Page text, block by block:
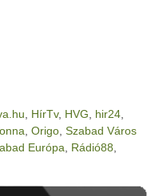
HírTv, HVG hir24
Origo Szabad Város
Európa Rádió88